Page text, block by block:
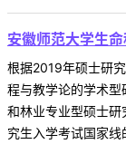
安徽师范大学生
根据2019年硕士研
程与教学论的学术
和林业专业型硕士
究生入学考试国家线